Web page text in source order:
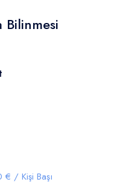
Bilinmesi
/ Kişi Başı